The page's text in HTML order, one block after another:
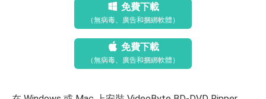
免費下載
（無病毒、廣告和捆綁軟體）
免費下載
（無病毒、廣告和捆綁軟體）